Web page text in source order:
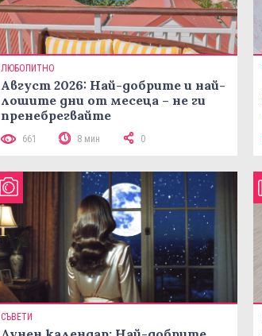
ЛЮБОПИТНО
Август 2026: Най-добрите и най-
лошите дни от месеца – не ги
пренебрегвайте
661 8 мин 0
СЪВЕТИ